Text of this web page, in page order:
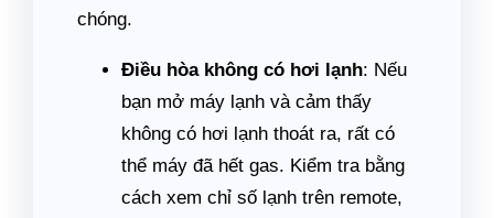
chóng.
Điều hòa không có hơi lạnh: Nếu
bạn mở máy lạnh và cảm thấy
không có hơi lạnh thoát ra, rất có
thể máy đã hết gas. Kiểm tra bằng
cách xem chỉ số lạnh trên remote,